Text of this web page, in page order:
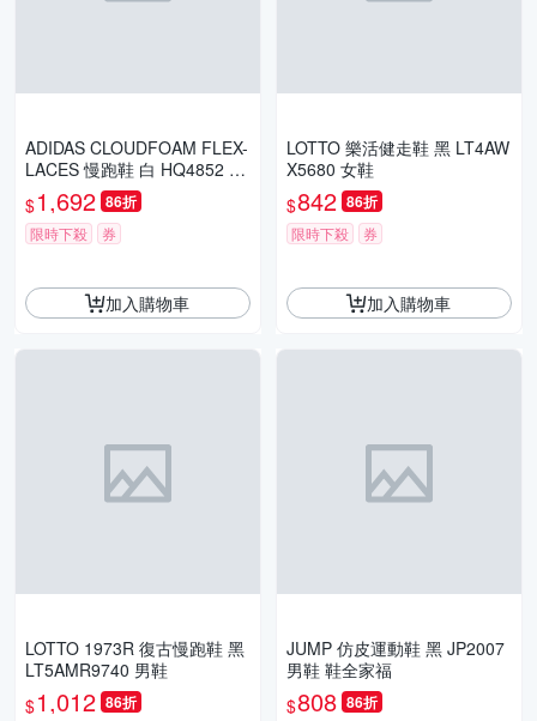
ADIDAS CLOUDFOAM FLEX-
LACES 慢跑鞋 白 HQ4852 男
鞋
$1,692 86折
限時下殺 券
加入購物車
LOTTO 樂活健走鞋 黑 LT4AW
X5680 女鞋
$842 86折
限時下殺 券
加入購物車
LOTTO 1973R 復古慢跑鞋 黑
LT5AMR9740 男鞋
$1,012 86折
JUMP 仿皮運動鞋 黑 JP2007
男鞋 鞋全家福
$808 86折